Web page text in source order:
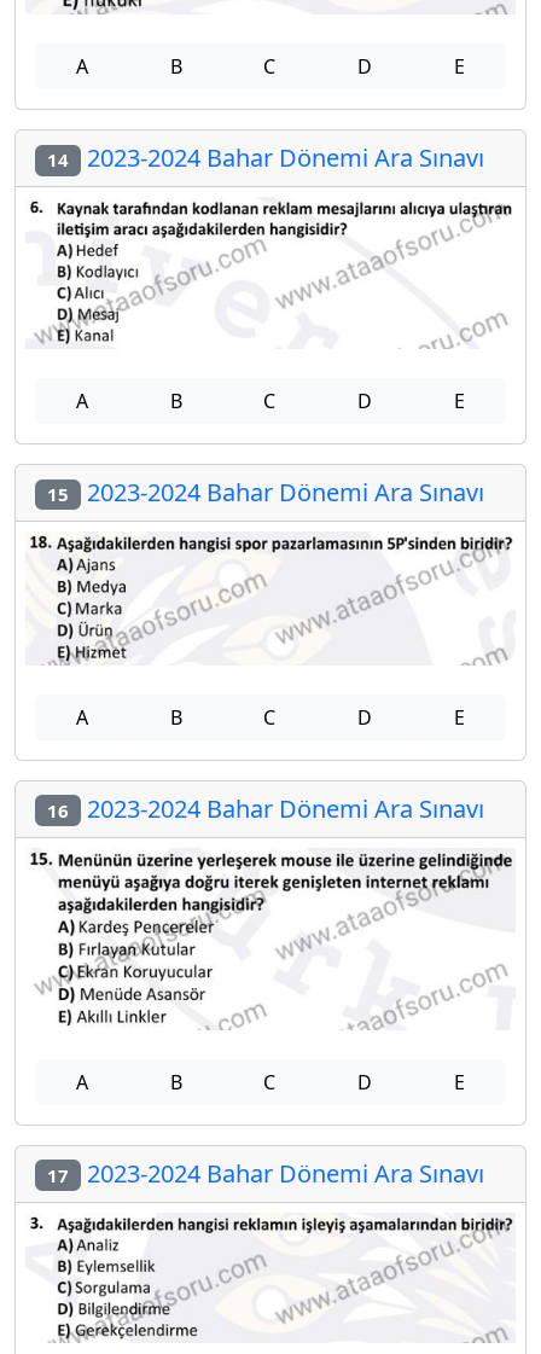
A B C D E
14 2023-2024 Bahar Dönemi Ara Sınavı
A B C D E
15 2023-2024 Bahar Dönemi Ara Sınavı
A B C D E
16 2023-2024 Bahar Dönemi Ara Sınavı
A B C D E
17 2023-2024 Bahar Dönemi Ara Sınavı